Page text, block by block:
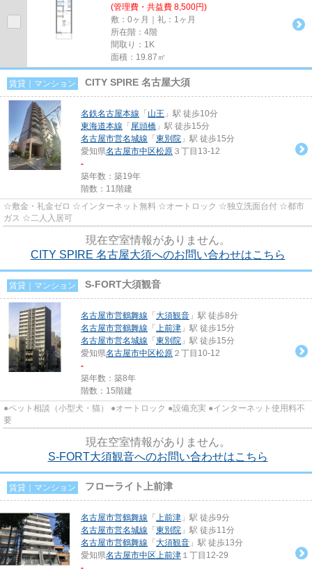
(管理費・共益費 8,500円)
敷：0ヶ月｜礼：1ヶ月
所在階：4階
間取り：1K
面積：19.87㎡
賃貸｜マンション CITY SPIRE 名古屋大須
名鉄名古屋本線 「 山王 」駅 徒歩10分
東海道本線 「 尾頭橋 」駅 徒歩15分
名古屋市営名城線 「 東別院 」駅 徒歩15分
愛知県名古屋市中区松原 ３丁目13-12
-
築年数：築19年
階数：11階建
☆敷金・礼金ゼロ ☆インターネット無料 ☆オートロック ☆独立洗面台付 ☆都市
ガス ☆二人入居可
現在空室情報がありません。
CITY SPIRE 名古屋大須へのお問い合わせはこちら
賃貸｜マンション S-FORT大須観音
名古屋市営鶴舞線 「 大須観音 」駅 徒歩8分
名古屋市営鶴舞線 「 上前津 」駅 徒歩15分
名古屋市営名城線 「 東別院 」駅 徒歩15分
愛知県名古屋市中区松原 ２丁目10-12
-
築年数：築8年
階数：15階建
●ペット相談（小型犬・猫） ●オートロック ●設備充実 ●インターネット使用料不
要
現在空室情報がありません。
S-FORT大須観音へのお問い合わせはこちら
賃貸｜マンション フローライト上前津
名古屋市営鶴舞線 「 上前津 」駅 徒歩9分
名古屋市営名城線 「 東別院 」駅 徒歩11分
名古屋市営鶴舞線 「 大須観音 」駅 徒歩13分
愛知県名古屋市中区上前津 １丁目12-29
-